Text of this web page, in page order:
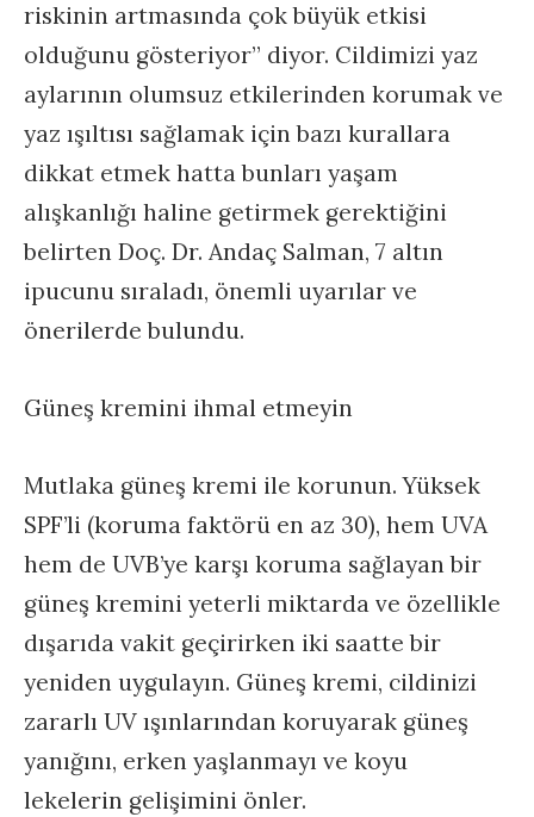
riskinin artmasında çok büyük etkisi
olduğunu gösteriyor” diyor. Cildimizi yaz
aylarının olumsuz etkilerinden korumak ve
yaz ışıltısı sağlamak için bazı kurallara
dikkat etmek hatta bunları yaşam
alışkanlığı haline getirmek gerektiğini
belirten Doç. Dr. Andaç Salman, 7 altın
ipucunu sıraladı, önemli uyarılar ve
önerilerde bulundu.
Güneş kremini ihmal etmeyin
Mutlaka güneş kremi ile korunun. Yüksek
SPF’li (koruma faktörü en az 30), hem UVA
hem de UVB’ye karşı koruma sağlayan bir
güneş kremini yeterli miktarda ve özellikle
dışarıda vakit geçirirken iki saatte bir
yeniden uygulayın. Güneş kremi, cildinizi
zararlı UV ışınlarından koruyarak güneş
yanığını, erken yaşlanmayı ve koyu
lekelerin gelişimini önler.